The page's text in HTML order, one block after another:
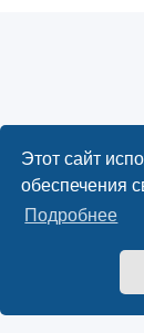
Этот сайт
обеспечения
Подробнее